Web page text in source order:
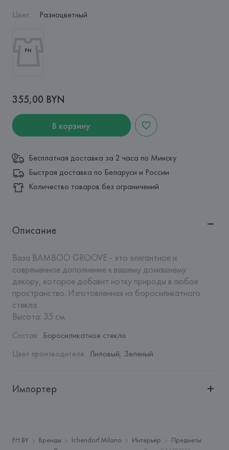
Цвет: Разноцветный
355,00 BYN
В корзину
Бесплатная доставка за 2 часа по Минску
Быстрая доставка по Беларуси и России
Количество товаров без ограничений
Описание
Ваза BAMBOO GROOVE - это элегантное и
современное дополнение к вашему домашнему
декору, которое добавит нотку природы в любое
пространство. Изготовленная из боросиликатного
стекла.
Высота: 35 см.
Состав: Боросиликатное стекло
Цвет производителя: Лиловый; Зеленый
Импортер
Адрес:
Республика Беларусь, 220035, г. Минск, ул.
FH.BY Бренды Ichendorf Milano Интерьер
Предметы